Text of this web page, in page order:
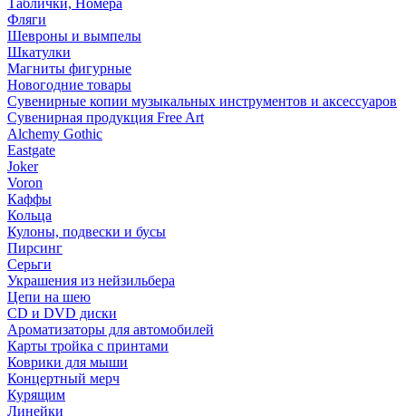
Таблички, Номера
Фляги
Шевроны и вымпелы
Шкатулки
Магниты фигурные
Новогодние товары
Сувенирные копии музыкальных инструментов и аксессуаров
Сувенирная продукция Free Art
Alchemy Gothic
Eastgate
Joker
Voron
Каффы
Кольца
Кулоны, подвески и бусы
Пирсинг
Серьги
Украшения из нейзильбера
Цепи на шею
CD и DVD диски
Ароматизаторы для автомобилей
Карты тройка с принтами
Коврики для мыши
Концертный мерч
Курящим
Линейки